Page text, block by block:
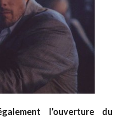
l'ouverture du